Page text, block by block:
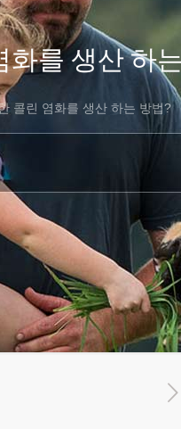
를 생산 하
콜린 염화를 생산 하는 방법?